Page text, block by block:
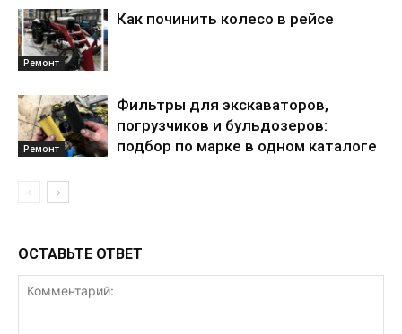
Ремонт
Как починить колесо в рейсе
Ремонт
Фильтры для экскаваторов,
погрузчиков и бульдозеров:
подбор по марке в одном каталоге
ОСТАВЬТЕ ОТВЕТ